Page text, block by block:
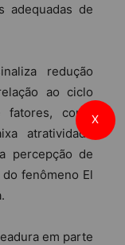
adequadas de
redução
ao ciclo
fatores, como
atratividade
percepção de
fenômeno El
em parte
X